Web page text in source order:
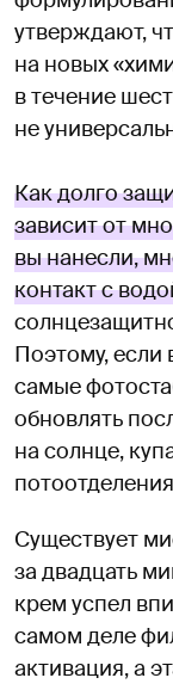
утверждают,
на новых
в течение
не
Как долго
зависит от
вы нанесли,
контакт с
Поэтому,
самые
обновлять
на солнце,
Существует
за двадцать
крем успел
самом деле
активация, а